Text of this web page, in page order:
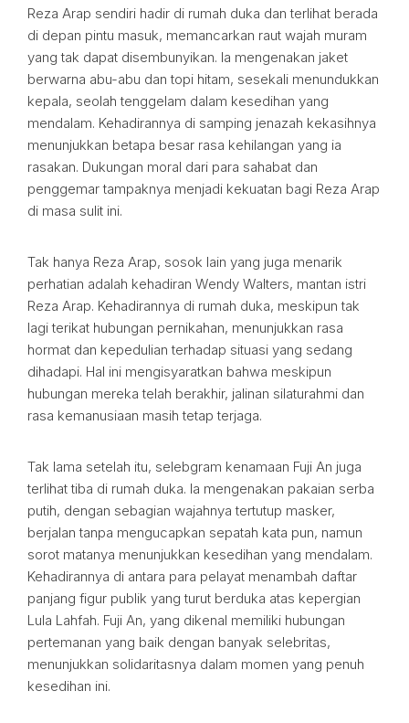
Reza Arap sendiri hadir di rumah duka dan terlihat berada
di depan pintu masuk, memancarkan raut wajah muram
yang tak dapat disembunyikan. Ia mengenakan jaket
berwarna abu-abu dan topi hitam, sesekali menundukkan
kepala, seolah tenggelam dalam kesedihan yang
mendalam. Kehadirannya di samping jenazah kekasihnya
menunjukkan betapa besar rasa kehilangan yang ia
rasakan. Dukungan moral dari para sahabat dan
penggemar tampaknya menjadi kekuatan bagi Reza Arap
di masa sulit ini.
Tak hanya Reza Arap, sosok lain yang juga menarik
perhatian adalah kehadiran Wendy Walters, mantan istri
Reza Arap. Kehadirannya di rumah duka, meskipun tak
lagi terikat hubungan pernikahan, menunjukkan rasa
hormat dan kepedulian terhadap situasi yang sedang
dihadapi. Hal ini mengisyaratkan bahwa meskipun
hubungan mereka telah berakhir, jalinan silaturahmi dan
rasa kemanusiaan masih tetap terjaga.
Tak lama setelah itu, selebgram kenamaan Fuji An juga
terlihat tiba di rumah duka. Ia mengenakan pakaian serba
putih, dengan sebagian wajahnya tertutup masker,
berjalan tanpa mengucapkan sepatah kata pun, namun
sorot matanya menunjukkan kesedihan yang mendalam.
Kehadirannya di antara para pelayat menambah daftar
panjang figur publik yang turut berduka atas kepergian
Lula Lahfah. Fuji An, yang dikenal memiliki hubungan
pertemanan yang baik dengan banyak selebritas,
menunjukkan solidaritasnya dalam momen yang penuh
kesedihan ini.